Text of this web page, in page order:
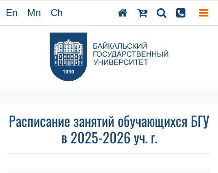
En Mn Ch
Расписание занятий обучающихся БГУ
в 2025-2026 уч. г.